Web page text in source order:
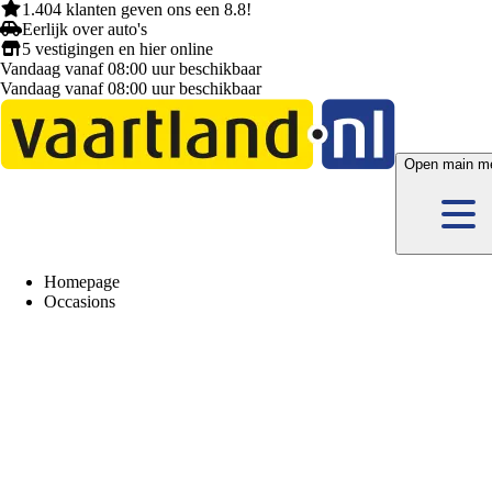
1.404 klanten geven ons een 8.8!
Eerlijk over auto's
5 vestigingen en hieronline
Vandaag vanaf 08:00 uur beschikbaar
Vandaag vanaf 08:00 uur beschikbaar
Open main
Homepage
Occasions